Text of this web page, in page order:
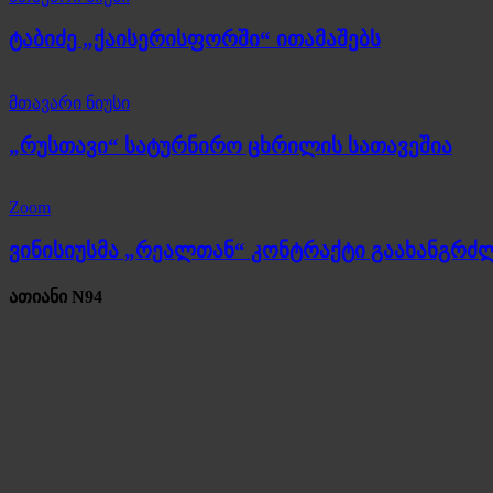
ტაბიძე „ქაისერისფორში“ ითამაშებს
მთავარი ნიუსი
„რუსთავი“ სატურნირო ცხრილის სათავეშია
Zoom
ვინისიუსმა „რეალთან“ კონტრაქტი
ათიანი N94